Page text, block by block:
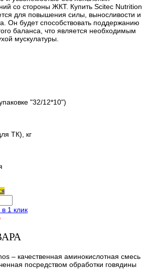
со стороны ЖКТ. Купить Scitec Nutrition
для повышения силы, выносливости и
Он будет способствовать поддержанию
баланса, что является необходимым
мускулатуры.
"32/12*10")
ТК), кг
в 1 клик
– качественная аминокислотная смесь
посредством обработки говядины